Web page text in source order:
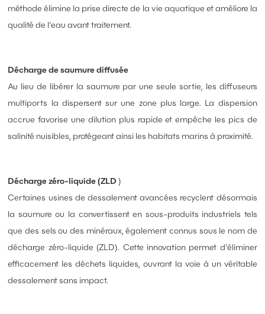
méthode élimine la prise directe de la vie aquatique et améliore la
qualité de l'eau avant traitement.
Décharge de saumure diffusée
Au lieu de libérer la saumure par une seule sortie, les diffuseurs
multiports la dispersent sur une zone plus large. La dispersion
accrue favorise une dilution plus rapide et empêche les pics de
salinité nuisibles, protégeant ainsi les habitats marins à proximité.
Décharge zéro-liquide (ZLD )
Certaines usines de dessalement avancées recyclent désormais
la saumure ou la convertissent en sous-produits industriels tels
que des sels ou des minéraux, également connus sous le nom de
décharge zéro-liquide (ZLD). Cette innovation permet d'éliminer
efficacement les déchets liquides, ouvrant la voie à un véritable
dessalement sans impact.